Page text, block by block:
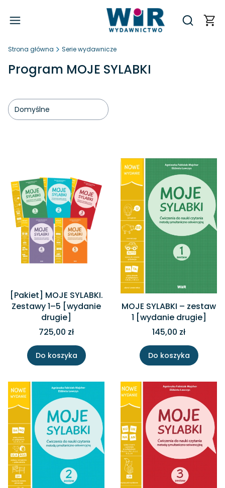
Otwórz
Strona główna Serie wydawnicze
Program MOJE SYLABKI
Domyślne
[Pakiet] MOJE SYLABKI.
Zestawy 1–5 [wydanie
drugie]
725,00 zł
Do koszyka
MOJE SYLABKI – zestaw
1 [wydanie drugie]
145,00 zł
Do koszyka